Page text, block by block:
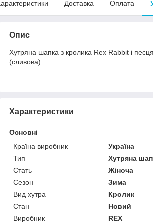
Доставка Оплата
Опис
Хутряна шапка з кролика Rex Rabbit і
(сливова)
Характеристики
Основні
Країна виробник
Україна
Тип
Хутряна
Стать
Жіноча
Сезон
Зима
Вид хутра
Кролик
Стан
Новий
Виробник
REX